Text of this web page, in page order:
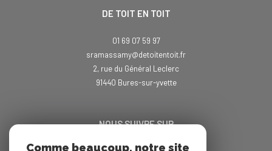
DE TOIT EN TOIT
01 69 07 59 97
sramassamy@detoitentoit.fr
2, rue du Général Leclerc
91440
bures-sur-yvette
NOUS SUIVRE SUR
Comme beaucoup, notre site